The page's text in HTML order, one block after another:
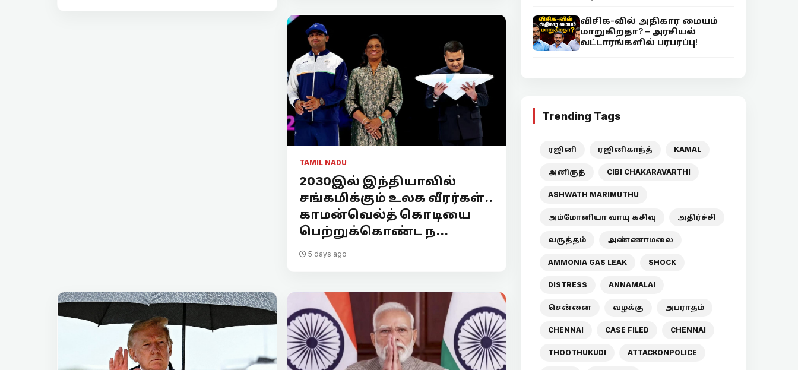
TAMIL NADU
2030இல் இந்தியாவில்
சங்கமிக்கும் உலக வீரர்கள்..
காமன்வெல்த் கொடியை
பெற்றுக்கொண்ட ந...
5 days ago
விசிக-வில் அதிகார மையம்
மாறுகிறதா? – அரசியல்
வட்டாரங்களில் பரபரப்பு!
Trending Tags
ரஜினி ரஜினிகாந்த் KAMAL
அனிருத் CIBI CHAKARAVARTHI
ASHWATH MARIMUTHU
அம்மோனியா வாயு கசிவு அதிர்ச்சி
வருத்தம் அண்ணாமலை
AMMONIA GAS LEAK SHOCK
DISTRESS ANNAMALAI
சென்னை வழக்கு அபராதம்
CHENNAI CASE FILED CHENNAI
THOOTHUKUDI ATTACKONPOLICE